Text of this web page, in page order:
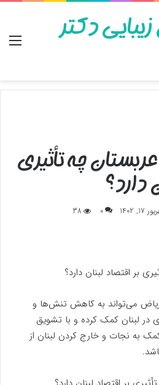
دکتر
چه تأثیری
دارد؟
1402
0
38
بر اقتصاد لبنان دارد؟
ریاض می­‌تواند به کاهش تنش­‌ها و
لبنان کمک کرده و با تشویق
به نجات و خارج کردن لبنان از